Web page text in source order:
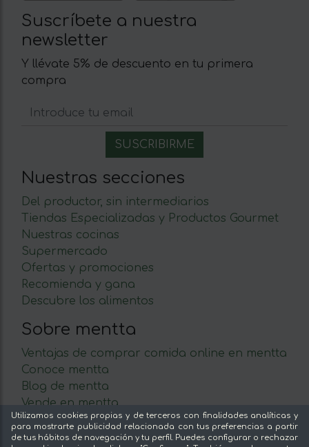
Suscríbete a nuestra
newsletter
Y llévate 5% de descuento en tu primera
compra
Nuestras secciones
Del productor, sin intermediarios
Tiendas Especializadas y Productos Gourmet
Nuestras cocinas
Supermercado
Ofertas y promociones
Recomienda y gana
Descubre los alimentos
Sobre mentta
Ventajas de comprar comida online en mentta
Conoce mentta
Blog de mentta
Vende en mentta
Fidelización
Preguntas frecuentes
Utilizamos cookies propias y de terceros con finalidades analíticas y
para mostrarte publicidad relacionada con tus preferencias a partir
de tus hábitos de navegación y tu perfil. Puedes configurar o rechazar